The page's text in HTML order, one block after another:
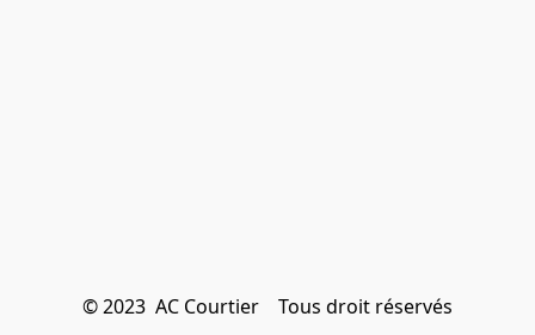
© 2023  AC Courtier    Tous droit réservés